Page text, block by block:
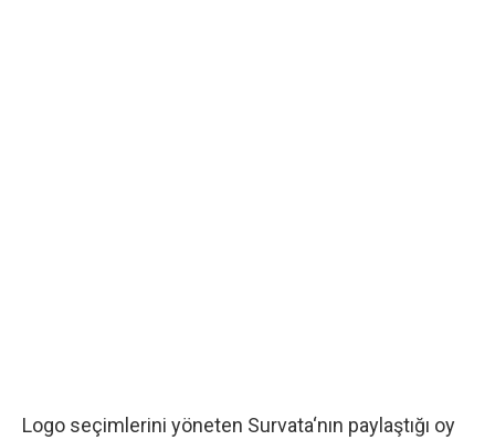
Logo seçimlerini yöneten Survata‘nın paylaştığı oy